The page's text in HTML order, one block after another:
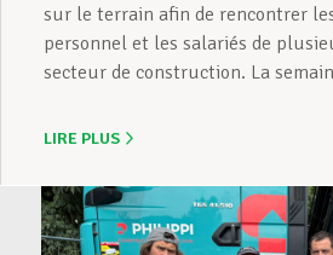
sur le terrain afin de rencontrer
personnel et les salariés de
secteur de construction. La
LIRE PLUS